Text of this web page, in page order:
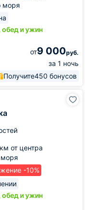
моря
обед и ужин
от9 000руб.
за 1 ночь
Получите450 бонусов
от центра
-10%
обед и ужин